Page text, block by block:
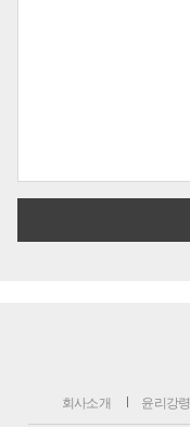
회사소개 윤리강령